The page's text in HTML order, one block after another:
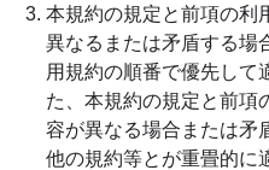
本規約の規定と前項の利
異なるまたは矛盾する場
用規約の順番で優先して
た、本規約の規定と前項
容が異なる場合または矛
他の規約等とが重畳的に